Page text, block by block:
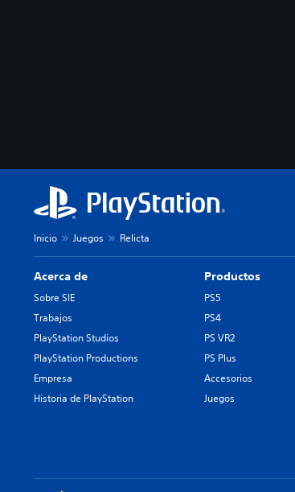
Inicio Juegos Relicta
Acerca de
Sobre SIE
Trabajos
PlayStation Studios
PlayStation Productions
Empresa
Historia de PlayStation
Productos
PS5
PS4
PS VR2
PS Plus
Accesorios
Juegos